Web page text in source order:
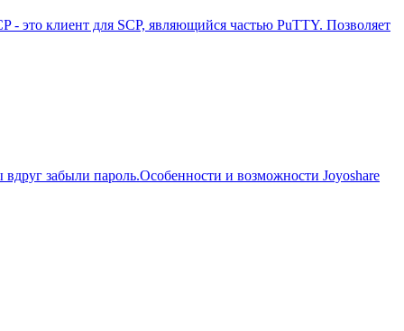
- это клиент для SCP, являющийся частью PuTTY. Позволяет
забыли пароль.Особенности и возможности Joyoshare